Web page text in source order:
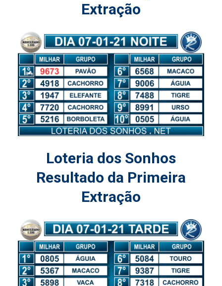
Extração
Loteria dos Sonhos
Resultado da Primeira
Extração